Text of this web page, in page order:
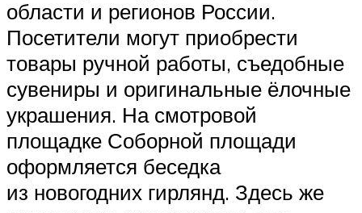
области и регионов России.
Посетители могут приобрести
товары ручной работы, съедобные
сувениры и оригинальные ёлочные
украшения. На смотровой
площадке Соборной площади
оформляется беседка
из новогодних гирлянд. Здесь же